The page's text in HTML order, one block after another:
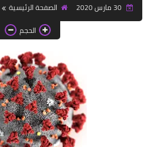
خواطر
خواطر
صور
علوم
فيديو
30 مارس 2020 الصفحة الرئيسية
الحجم